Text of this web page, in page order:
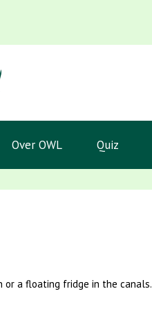
Over OWL Quiz
a floating fridge in the canals.